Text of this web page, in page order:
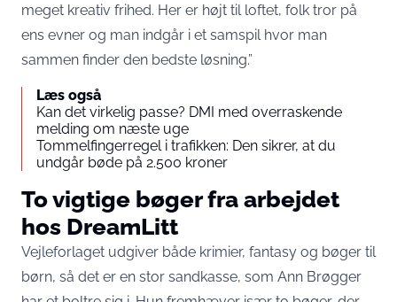
meget kreativ frihed. Her er højt til loftet, folk tror på
ens evner og man indgår i et samspil hvor man
sammen finder den bedste løsning.”
Læs også
Kan det virkelig passe? DMI med overraskende
melding om næste uge
Tommelfingerregel i trafikken: Den sikrer, at du
undgår bøde på 2.500 kroner
To vigtige bøger fra arbejdet
hos DreamLitt
Vejleforlaget udgiver både krimier, fantasy og bøger til
børn, så det er en stor sandkasse, som Ann Brøgger